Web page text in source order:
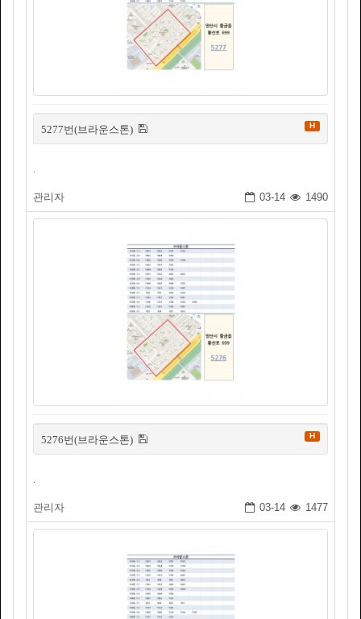
5277번(브라운스톤) H
.
관리자 03-14 1490
5276번(브라운스톤) H
.
관리자 03-14 1477